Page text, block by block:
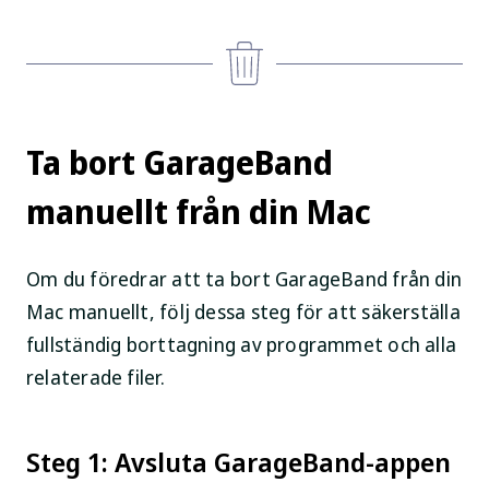
Ta bort GarageBand
manuellt från din Mac
Om du föredrar att ta bort GarageBand från din
Mac manuellt, följ dessa steg för att säkerställa
fullständig borttagning av programmet och alla
relaterade filer.
Steg 1: Avsluta GarageBand-appen